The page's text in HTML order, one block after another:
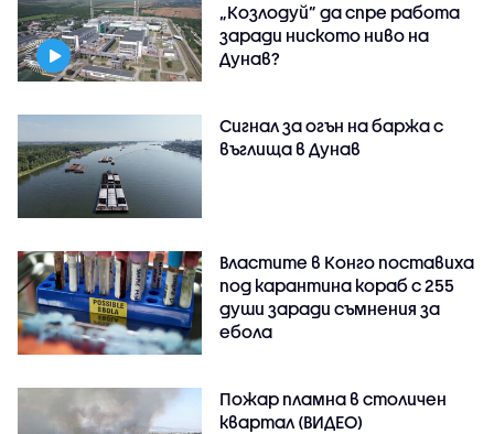
„Козлодуй” да спре работа
заради ниското ниво на
Дунав?
Сигнал за огън на баржа с
въглища в Дунав
Властите в Конго поставиха
под карантина кораб с 255
души заради съмнения за
ебола
Пожар пламна в столичен
квартал (ВИДЕО)